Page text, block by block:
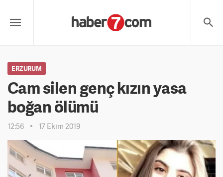
ERZURUM
Cam silen genç kızın yasa
boğan ölümü
12:56 17 Ekim 2019